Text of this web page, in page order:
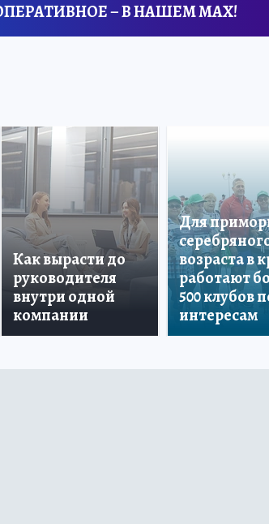
– В НАШЕМ MAX!
Как вырасти до
руководителя
внутри одной
компании
Для
возраста в
работают
500 клубов
интересам